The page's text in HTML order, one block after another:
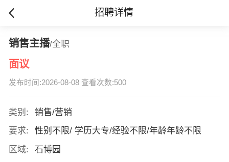
招聘详情
销售主播/全职
面议
发布时间:2026-08-08 查看次数:500
类别:
销售/营销
要求:
性别不限/ 学历大专/经验不限/年龄年龄不限
区域:
石博园